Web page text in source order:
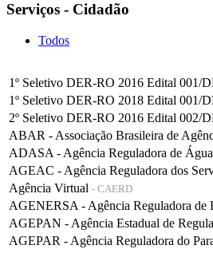
Serviços - Cidadão
Todos
1º Seletivo DER-RO 2016 Edital 001/
1º Seletivo DER-RO 2018 Edital 001/
2º Seletivo DER-RO 2016 Edital 002/
ABAR - Associação Brasileira de
ADASA - Agência Reguladora de
AGEAC - Agência Reguladora dos
Agência Virtual - CAERD
AGENERSA - Agência Reguladora de
AGEPAN - Agência Estadual de
AGEPAR - Agência Reguladora do